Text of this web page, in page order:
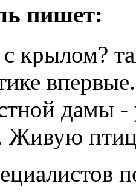
пишет:
крылом?
дамы -
Живую